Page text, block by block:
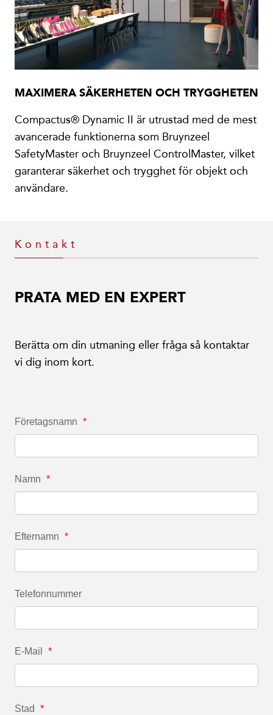
MAXIMERA SÄKERHETEN OCH TRYGGHETEN
Compactus® Dynamic II är utrustad med de mest
avancerade funktionerna som Bruynzeel
SafetyMaster och Bruynzeel ControlMaster, vilket
garanterar säkerhet och trygghet för objekt och
användare.
Kontakt
PRATA MED EN EXPERT
Berätta om din utmaning eller fråga så kontaktar
vi dig inom kort.
Företagsnamn *
Namn *
Efternamn *
Telefonnummer
E-Mail *
Stad *